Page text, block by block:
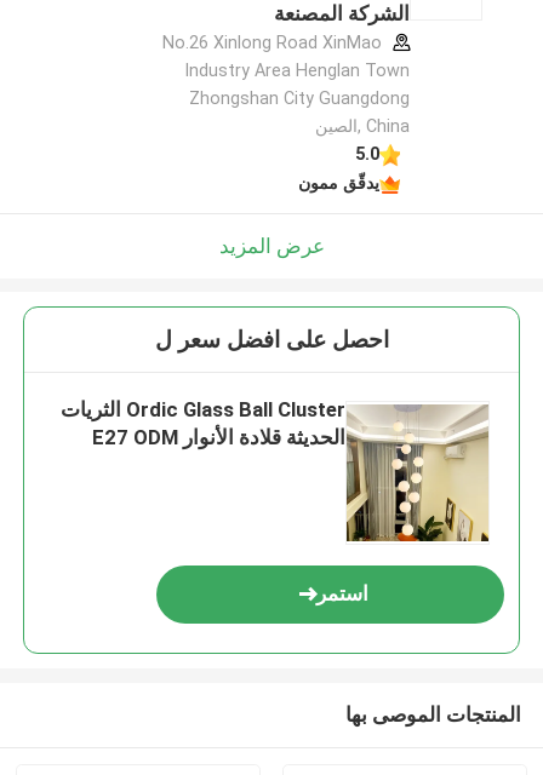
الشركة المصنعة
No.26 Xinlong Road XinMao
Industry Area Henglan Town
Zhongshan City Guangdong
China ,الصين
5.0
يدقّق ممون
عرض المزيد
احصل على افضل سعر ل
Ordic Glass Ball Cluster الثريات
الحديثة قلادة الأنوار E27 ODM
استمر
المنتجات الموصى بها